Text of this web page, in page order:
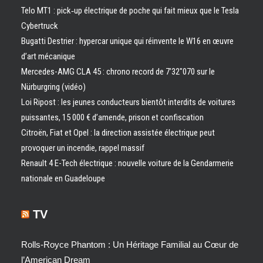
Telo MT1 : pick‑up électrique de poche qui fait mieux que le Tesla
Cybertruck
Bugatti Destrier : hypercar unique qui réinvente le W16 en œuvre
d’art mécanique
Mercedes-AMG CLA 45 : chrono record de 7’32″070 sur le
Nürburgring (vidéo)
Loi Ripost : les jeunes conducteurs bientôt interdits de voitures
puissantes, 15 000 € d’amende, prison et confiscation
Citroën, Fiat et Opel : la direction assistée électrique peut
provoquer un incendie, rappel massif
Renault 4 E-Tech électrique : nouvelle voiture de la Gendarmerie
nationale en Guadeloupe
TV
Rolls-Royce Phantom : Un Héritage Familial au Cœur de
l’American Dream